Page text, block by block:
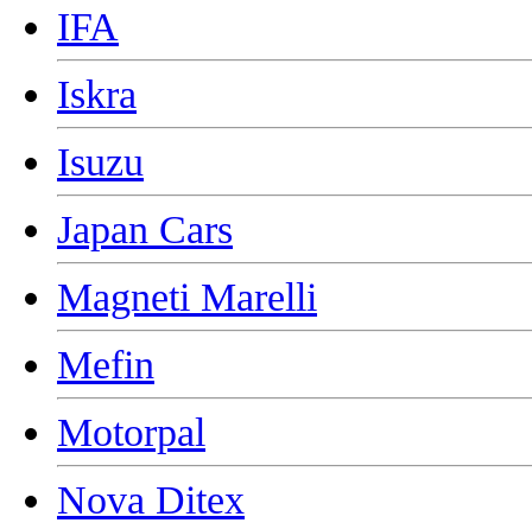
IFA
Iskra
Isuzu
Japan Cars
Magneti Marelli
Mefin
Motorpal
Nova Ditex